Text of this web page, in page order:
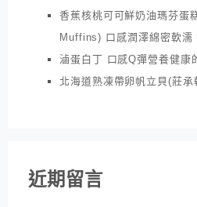
香蕉核桃可可鮮奶油瑪芬蛋
Muffins) 口感潤澤綿密軟濡
滷蛋白丁 口感Q彈營養健康
北海道熟凍帶卵帆立貝(莊
近期留言